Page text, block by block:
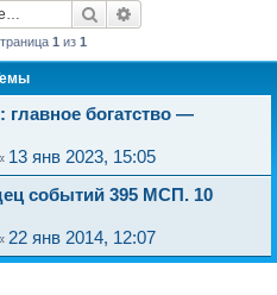
Поиск
1 из 1
богатство —
13 янв 2023, 15:05
событий 395 МСП. 10
22 янв 2014, 12:07